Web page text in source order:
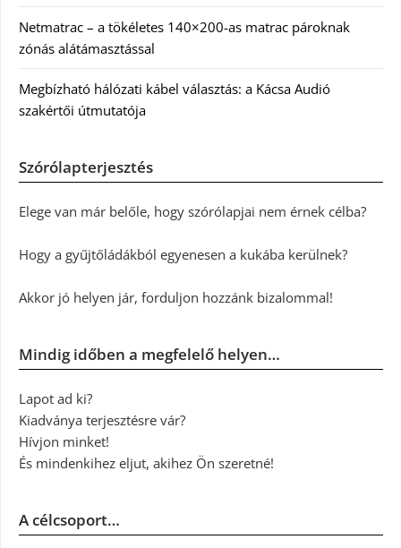
Netmatrac – a tökéletes 140×200-as matrac pároknak
zónás alátámasztással
Megbízható hálózati kábel választás: a Kácsa Audió
szakértői útmutatója
Szórólapterjesztés
Elege van már belőle, hogy szórólapjai nem érnek célba?
Hogy a gyűjtőládákból egyenesen a kukába kerülnek?
Akkor jó helyen jár, forduljon hozzánk bizalommal!
Mindig időben a megfelelő helyen…
Lapot ad ki?
Kiadványa terjesztésre vár?
Hívjon minket!
És mindenkihez eljut, akihez Ön szeretné!
A célcsoport…